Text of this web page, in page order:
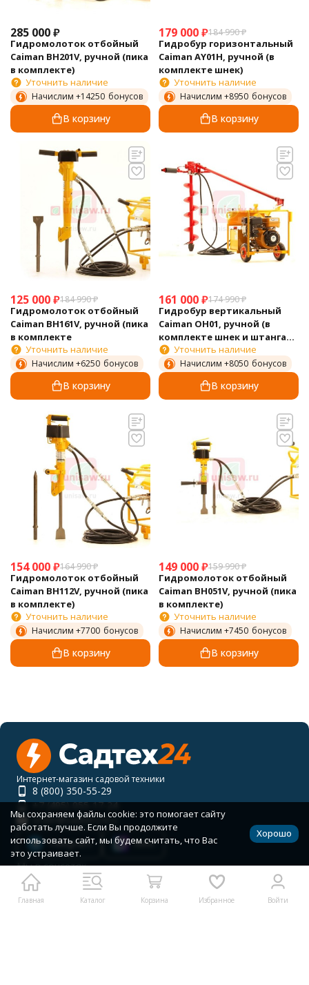
285 000₽
Гидромолоток отбойный
Caiman BH201V, ручной (пика
в комплекте)
Уточнить наличие
Начислим +14250 бонусов
В корзину
179 000₽184 990₽
Гидробур горизонтальный
Caiman AY01H, ручной (в
комплекте шнек)
Уточнить наличие
Начислим +8950 бонусов
В корзину
125 000₽184 990₽
Гидромолоток отбойный
Caiman BH161V, ручной (пика
в комплекте
Уточнить наличие
Начислим +6250 бонусов
В корзину
161 000₽174 990₽
Гидробур вертикальный
Caiman OH01, ручной (в
комплекте шнек и штанга
бура)Уточнить наличие
Начислим +8050 бонусов
В корзину
154 000₽164 990₽
Гидромолоток отбойный
Caiman BH112V, ручной (пика
в комплекте)
Уточнить наличие
Начислим +7700 бонусов
В корзину
149 000₽159 990₽
Гидромолоток отбойный
Caiman BH051V, ручной (пика
в комплекте)
Уточнить наличие
Начислим +7450 бонусов
В корзину
Главная Каталог Корзина Избранное Войти
Интернет-магазин садовой техники
8 (800) 350-55-29
+7 (495) 055-17-24
order@sadteh24.ru
Telegram
MAX
Мы в соцсетях
Мы сохраняем файлы cookie: это помогает сайту
работать лучше. Если Вы продолжите
использовать сайт, мы будем считать, что Вас
это устраивает.
Хорошо